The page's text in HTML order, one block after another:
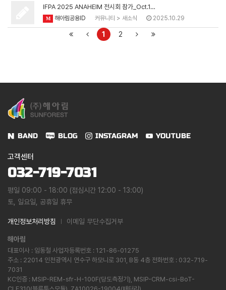
IFPA 2025 ANAHEIM 전시회 참가_Oct.1…
M 해아림공용ID 커뮤니티 > 새소식 2025.10.29
1 2
BAND BLOG INSTAGRAM YOUTUBE
고객센터
032-719-7031
평일 09:00 - 18:00 (점심시간 12:00 - 13:00)
토, 일요일, 공휴일 휴무
개인정보처리방침 이메일 무단수집거부
해아림
대표이사 : 임동철 사업자등록번호 : 121-86-01275
주소 : 22014 인천광역시 연수구 하모니로 301, B동 4층 전화번호 : 032-719-
7031
KC인증 : MSIP-REM-sfr-H-100F(당도측정기), MSIP-CRM-csi-BoT-